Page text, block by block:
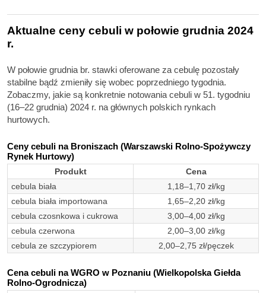
Aktualne ceny cebuli w połowie grudnia 2024
r.
W połowie grudnia br. stawki oferowane za cebulę pozostały
stabilne bądź zmieniły się wobec poprzedniego tygodnia.
Zobaczmy, jakie są konkretnie notowania cebuli w 51. tygodniu
(16–22 grudnia) 2024 r. na głównych polskich rynkach
hurtowych.
Ceny cebuli na Broniszach (Warszawski Rolno-Spożywczy
Rynek Hurtowy)
Produkt
Cena
cebula biała
1,18–1,70 zł/kg
cebula biała importowana
1,65–2,20 zł/kg
cebula czosnkowa i cukrowa
3,00–4,00 zł/kg
cebula czerwona
2,00–3,00 zł/kg
cebula ze szczypiorem
2,00–2,75 zł/pęczek
Cena cebuli na WGRO w Poznaniu (Wielkopolska Giełda
Rolno-Ogrodnicza)